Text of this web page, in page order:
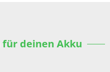
deinen Akku